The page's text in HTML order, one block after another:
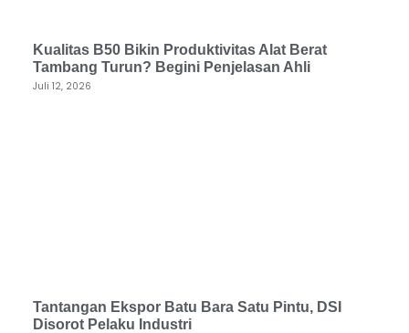
Kualitas B50 Bikin Produktivitas Alat Berat
Tambang Turun? Begini Penjelasan Ahli
Juli 12, 2026
Tantangan Ekspor Batu Bara Satu Pintu, DSI
Disorot Pelaku Industri